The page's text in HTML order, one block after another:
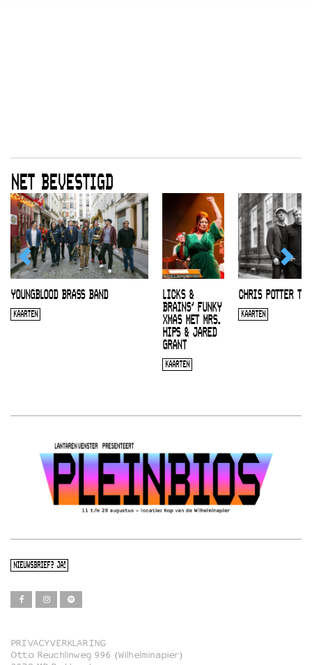
NET BEVESTIGD
YOUNGBLOOD BRASS BAND
KAARTEN
LICKS &
BRAINS’ FUNKY
XMAS MET MRS.
HIPS & JARED
GRANT
KAARTEN
CHRIS POTTER
KAARTEN
NIEUWSBRIEF? JA!
Film
PRIVACYVERKLARING
Otto Reuchlinweg 996 (Wilhelminapier)